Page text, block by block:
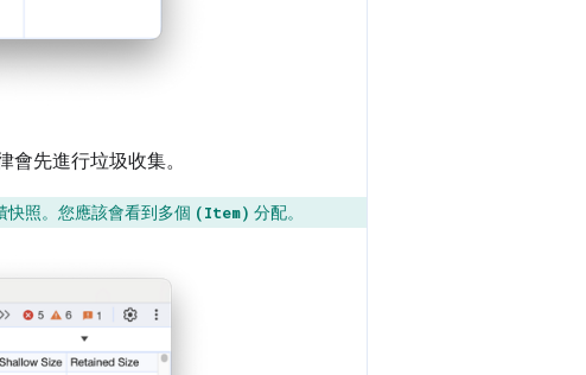
先進行垃圾收集。
快照。您應該會看到多個 (Item) 分配。